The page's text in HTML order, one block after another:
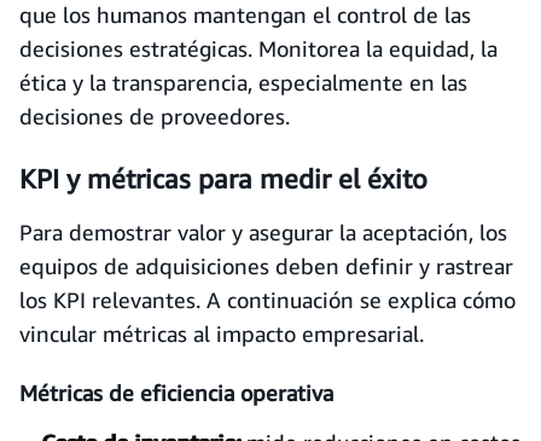
que los humanos mantengan el control de las
decisiones estratégicas. Monitorea la equidad, la
ética y la transparencia, especialmente en las
decisiones de proveedores.
KPI y métricas para medir el éxito
Para demostrar valor y asegurar la aceptación, los
equipos de adquisiciones deben definir y rastrear
los KPI relevantes. A continuación se explica cómo
vincular métricas al impacto empresarial.
Métricas de eficiencia operativa